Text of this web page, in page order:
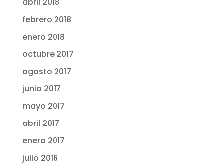
febrero 2018
enero 2018
octubre 2017
agosto 2017
junio 2017
mayo 2017
abril 2017
enero 2017
julio 2016